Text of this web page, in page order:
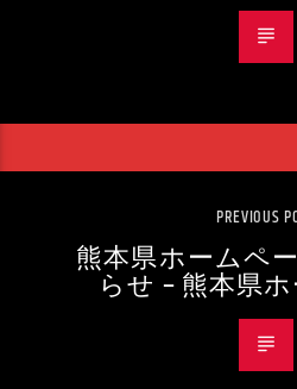
PREVIOUS
熊本県ホームペ
らせ – 熊本県